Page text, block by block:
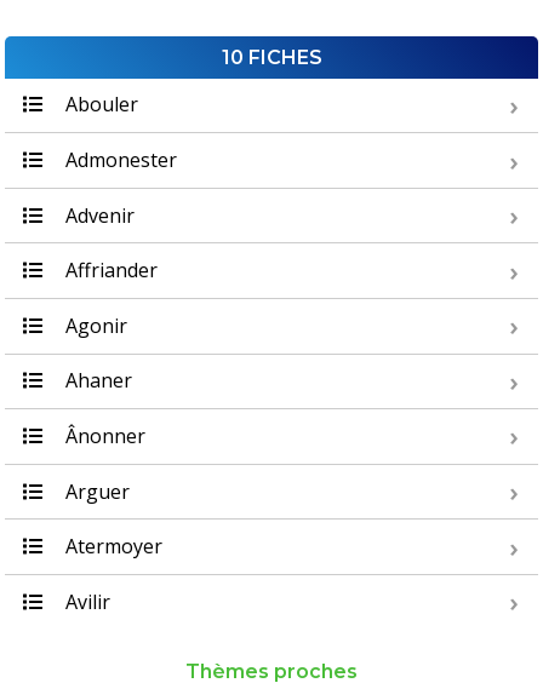
10 FICHES
Abouler
Admonester
Advenir
Affriander
Agonir
Ahaner
Ânonner
Arguer
Atermoyer
Avilir
Thèmes proches